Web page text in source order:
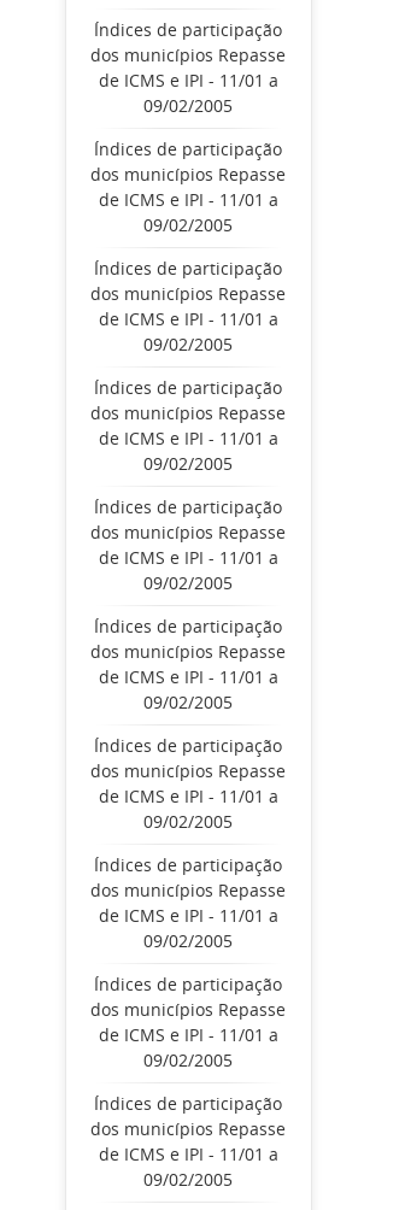
Índices de participação
dos municípios Repasse
de ICMS e IPI - 11/01 a
09/02/2005
Índices de participação
dos municípios Repasse
de ICMS e IPI - 11/01 a
09/02/2005
Índices de participação
dos municípios Repasse
de ICMS e IPI - 11/01 a
09/02/2005
Índices de participação
dos municípios Repasse
de ICMS e IPI - 11/01 a
09/02/2005
Índices de participação
dos municípios Repasse
de ICMS e IPI - 11/01 a
09/02/2005
Índices de participação
dos municípios Repasse
de ICMS e IPI - 11/01 a
09/02/2005
Índices de participação
dos municípios Repasse
de ICMS e IPI - 11/01 a
09/02/2005
Índices de participação
dos municípios Repasse
de ICMS e IPI - 11/01 a
09/02/2005
Índices de participação
dos municípios Repasse
de ICMS e IPI - 11/01 a
09/02/2005
Índices de participação
dos municípios Repasse
de ICMS e IPI - 11/01 a
09/02/2005